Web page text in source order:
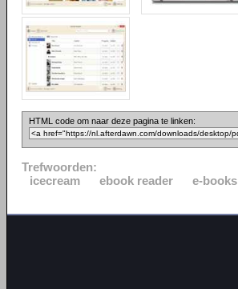
HTML code om naar deze pagina te linken:
Trefwoorden:
icecream
ebook reader e-books